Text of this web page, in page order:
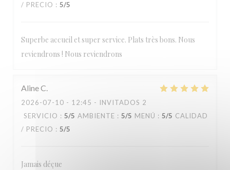
/ PRECIO : 5/5
Superbe accueil et super service. Plats très bons. Nous
reviendrons ! Nous reviendrons
AlineC
2026-07-10 - 12:45 - INVITADOS 2
SERVICIO : 5/5 AMBIENTE : 5/5 MENÚ : 5/5 CALIDAD
/ PRECIO : 5/5
Jamais déçue